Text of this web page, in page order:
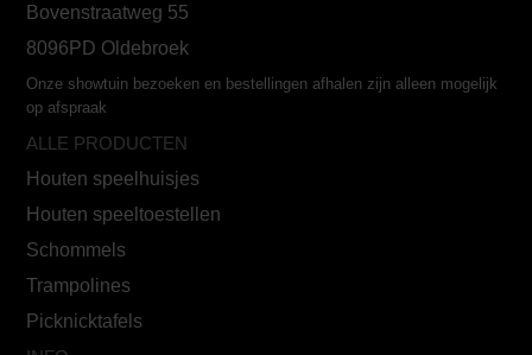
Bovenstraatweg 55
8096PD Oldebroek
Onze showtuin bezoeken en bestellingen afhalen zijn alleen mogelijk
op afspraak
ALLE PRODUCTEN
Houten speelhuisjes
Houten speeltoestellen
Schommels
Trampolines
Picknicktafels